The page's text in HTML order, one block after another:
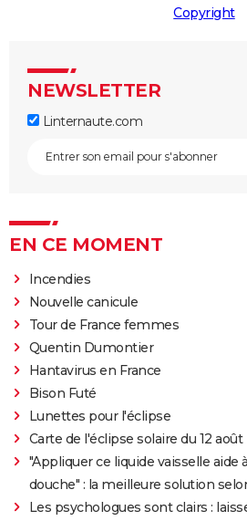
Copyright
NEWSLETTER
Linternaute.com
EN CE MOMENT
Incendies
Nouvelle canicule
Tour de France femmes
Quentin Dumontier
Hantavirus en France
Bison Futé
Lunettes pour l'éclipse
Carte de l'éclipse solaire du 12 août
"Appliquer ce liquide vaisselle aide
douche" : la meilleure solution
Les psychologues sont clairs :